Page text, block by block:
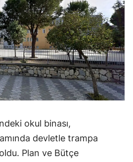
okul binası,
devletle trampa
Plan ve Bütçe